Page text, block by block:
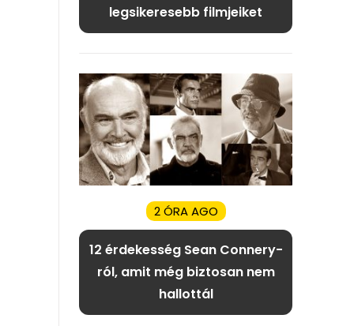
legsikeresebb filmjeiket
2 ÓRA AGO
12 érdekesség Sean Connery-
ról, amit még biztosan nem
hallottál